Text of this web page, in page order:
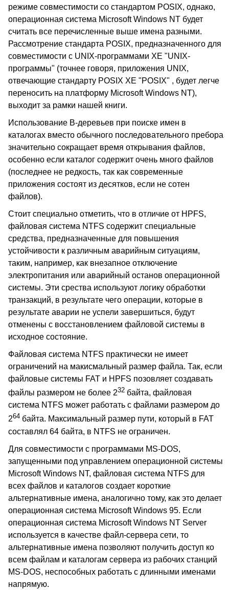
режиме совместимости со стандартом POSIX, однако,
операционная система Microsoft Windows NT будет
считать все перечисленные выше имена разными.
Рассмотрение стандарта POSIX, предназначенного для
совместимости с UNIX-программами XE "UNIX-
программы" (точнее говоря, приложения UNIX,
отвечающие стандарту POSIX XE "POSIX" , будет легче
переносить на платформу Microsoft Windows NT),
выходит за рамки нашей книги.
Использование B-деревьев при поиске имен в
каталогах вместо обычного последовательного пребора
значительно сокращает время открывания файлов,
особенно если каталог содержит очень много файлов
(последнее не редкость, так как современные
приложения состоят из десятков, если не сотен
файлов).
Стоит специально отметить, что в отличие от HPFS,
файловая система NTFS содержит специальные
средства, предназначенные для повышения
устойчивости к различным аварийным ситуациям,
таким, например, как внезапное отключение
электропитания или аварийный останов операционной
системы. Эти срества используют логику обработки
транзакций, в результате чего операции, которые в
результате аварии не успели завершиться, будут
отменены с восстановлением файловой системы в
исходное состояние.
Файловая система NTFS практически не имеет
ограничений на макисмальный размер файла. Так, если
файловые системы FAT и HPFS позовляет создавать
файлы размером не более 232 байта, файловая
система NTFS может работать с файлами размером до
264 байта. Максимальный размер пути, который в FAT
составлял 64 байта, в NTFS не ограничен.
Для совместимости с программами MS-DOS,
запущенными под управлением операционной системы
Microsoft Windows NT, файловая система NTFS для
всех файлов и каталогов создает короткие
альтернативные имена, аналогично тому, как это делает
операционная система Microsoft Windows 95. Если
операционная система Microsoft Windows NT Server
используется в качестве файл-сервера сети, то
альтернативные имена позволяют получить доступ ко
всем файлам и каталогам сервера из рабочих станций
MS-DOS, неспособных работать с длинными именами
напрямую.